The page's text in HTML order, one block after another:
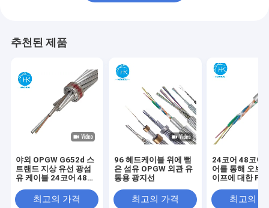
추천된 제품
야외 OPGW G652d 스
트랜드 지상 유선 광섬
유 케이블 24코어 48코
최고의 가격
96 헤드케이블 위에 뻗
은 섬유 OPGW 외관 유
통용 광지선
최고의 가격
24코어 48코어
어를 통해 오브
이프에 대한
최고의